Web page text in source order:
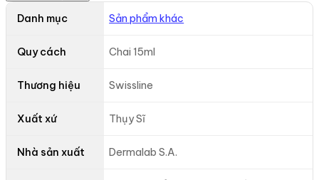
Danh mục Sản phẩm khác
Quy cách Chai 15ml
Thương hiệu Swissline
Xuất xứ Thụy Sĩ
Nhà sản xuất Dermalab S.A.